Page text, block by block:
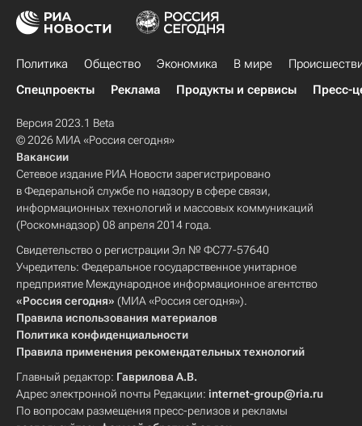
Политика Общество Экономика В мире
Спецпроекты
Реклама Продукты и сервисы Пресс-
Версия 2023.1 Beta
© 2026 МИА «Россия сегодня»
Вакансии
Сетевое издание РИА Новости зарегистрировано
в Федеральной службе по надзору в сфере связи,
информационных технологий и массовых коммуникаций
(Роскомнадзор) 08 апреля 2014 года.
Свидетельство о регистрации Эл № ФС77-57640
Учредитель: Федеральное государственное унитарное
предприятие Международное информационное агентство
«Россия сегодня» (МИА «Россия сегодня»).
Правила использования материалов
Политика конфиденциальности
Правила применения рекомендательных технологий
Главный редактор: Гаврилова А.В.
Адрес электронной почты Редакции: internet-group@ria.ru
По вопросам размещения пресс-релизов и рекламы